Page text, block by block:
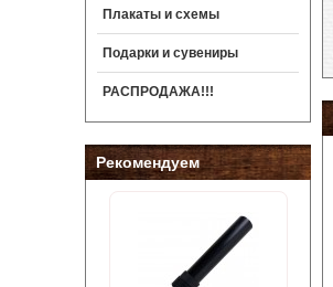
Плакаты и схемы
Подарки и сувениры
РАСПРОДАЖА!!!
Рекомендуем